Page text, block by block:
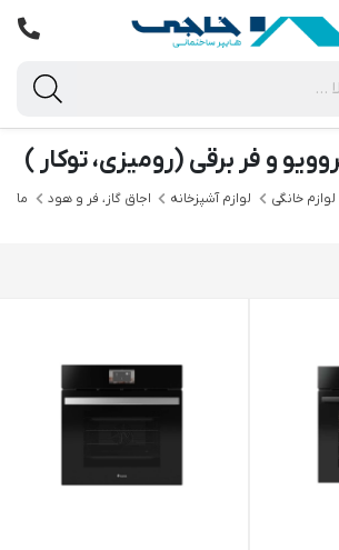
و فر برقی (رومیزی، توکار )
لوازم خانگی لوازم آشپزخانه اجاق گاز، فر و هود